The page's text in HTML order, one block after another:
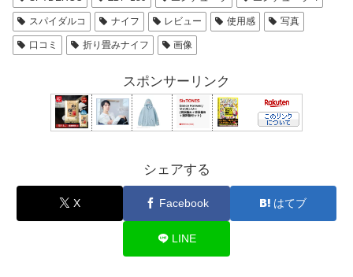
スパイダルコ ナイフ レビュー 使用感 写真
口コミ 折り畳みナイフ 画像
スポンサーリンク
シェアする
X Facebook はてブ
LINE